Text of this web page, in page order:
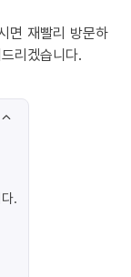
면 재빨리 방문하
리겠습니다.
.